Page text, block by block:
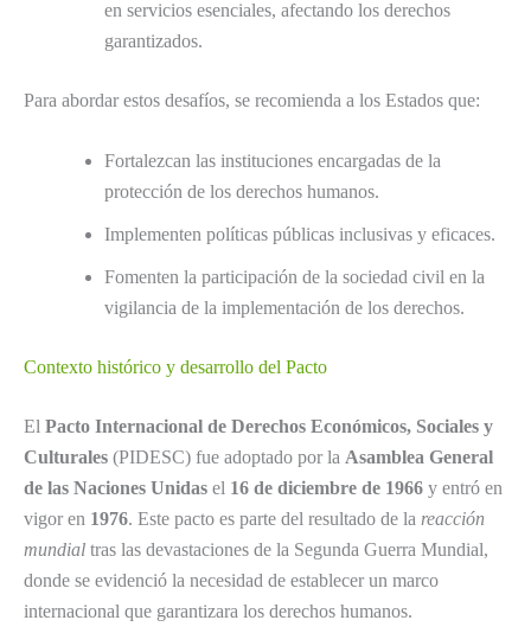
en servicios esenciales, afectando los derechos
garantizados.
Para abordar estos desafíos, se recomienda a los Estados que:
Fortalezcan las instituciones encargadas de la
protección de los derechos humanos.
Implementen políticas públicas inclusivas y eficaces.
Fomenten la participación de la sociedad civil en la
vigilancia de la implementación de los derechos.
Contexto histórico y desarrollo del Pacto
El Pacto Internacional de Derechos Económicos, Sociales y
Culturales (PIDESC) fue adoptado por la Asamblea General
de las Naciones Unidas el 16 de diciembre de 1966 y entró en
vigor en 1976. Este pacto es parte del resultado de la reacción
mundial tras las devastaciones de la Segunda Guerra Mundial,
donde se evidenció la necesidad de establecer un marco
internacional que garantizara los derechos humanos.